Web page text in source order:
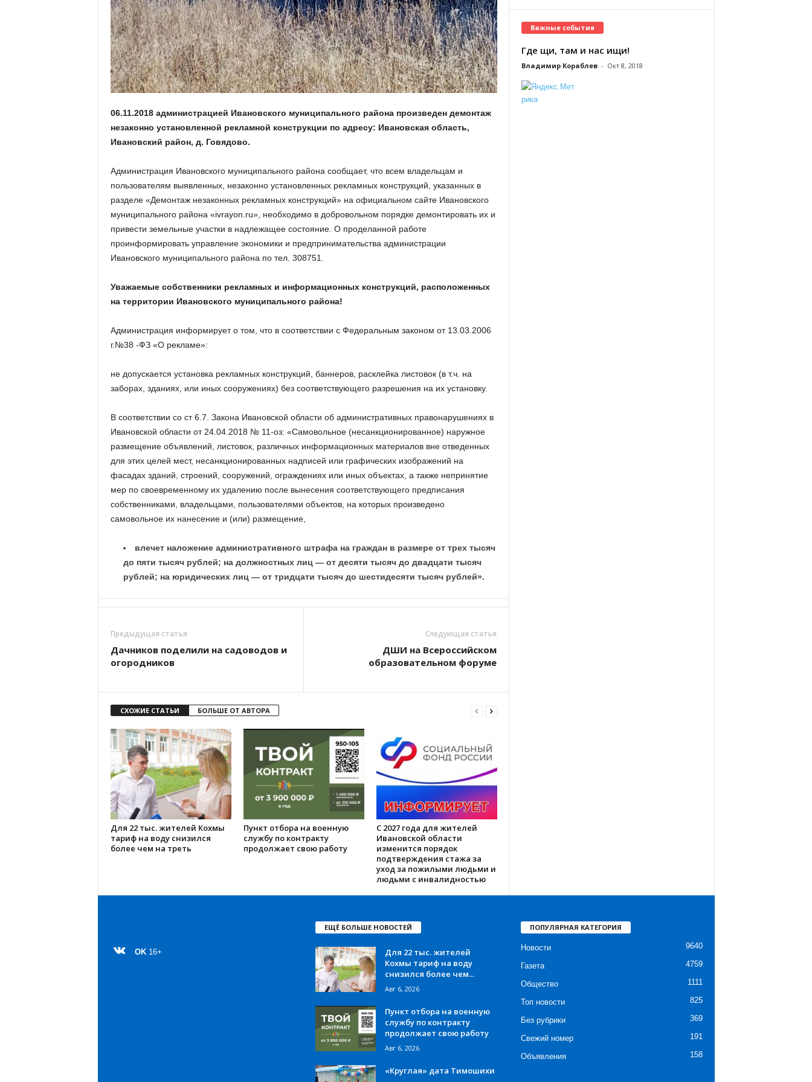
06.11.2018 администрацией Ивановского муниципального района произведен демонтаж
незаконно установленной рекламной конструкции по адресу: Ивановская область,
Ивановский район, д. Говядово.
Администрация Ивановского муниципального района сообщает, что всем владельцам и
пользователям выявленных, незаконно установленных рекламных конструкций, указанных в
разделе «Демонтаж незаконных рекламных конструкций» на официальном сайте Ивановского
муниципального района «ivrayon.ru», необходимо в добровольном порядке демонтировать их и
привести земельные участки в надлежащее состояние. О проделанной работе
проинформировать управление экономики и предпринимательства администрации
Ивановского муниципального района по тел. 308751.
Уважаемые собственники рекламных и информационных конструкций, расположенных
на территории Ивановского муниципального района!
Администрация информирует о том, что в соответствии с Федеральным законом от 13.03.2006
г.№38 -ФЗ «О рекламе»:
не допускается установка рекламных конструкций, баннеров, расклейка листовок (в т.ч. на
заборах, зданиях, или иных сооружениях) без соответствующего разрешения на их установку.
В соответствии со ст 6.7. Закона Ивановской области об административных правонарушениях в
Ивановской области от 24.04.2018 № 11-оз: «Самовольное (несанкционированное) наружное
размещение объявлений, листовок, различных информационных материалов вне отведенных
для этих целей мест, несанкционированных надписей или графических изображений на
фасадах зданий, строений, сооружений, ограждениях или иных объектах, а также непринятие
мер по своевременному их удалению после вынесения соответствующего предписания
собственниками, владельцами, пользователями объектов, на которых произведено
самовольное их нанесение и (или) размещение,
влечет наложение административного штрафа на граждан в размере от трех тысяч
до пяти тысяч рублей; на должностных лиц — от десяти тысяч до двадцати тысяч
рублей; на юридических лиц — от тридцати тысяч до шестидесяти тысяч рублей».
Предыдущая статья
Дачников поделили на садоводов и
огородников
Следующая статья
ДШИ на Всероссийском
образовательном форуме
СХОЖИЕ СТАТЬИ БОЛЬШЕ ОТ АВТОРА
Для 22 тыс. жителей Кохмы
тариф на воду снизился
более чем на треть
Пункт отбора на военную
службу по контракту
продолжает свою работу
С 2027 года для жителей
Ивановской области
изменится порядок
подтверждения стажа за
уход за пожилыми людьми и
людьми с инвалидностью
Важные события
Где щи, там и нас ищи!
Владимир Кораблев - Окт 8, 2018
OK 16+
ЕЩЁ БОЛЬШЕ НОВОСТЕЙ
Для 22 тыс. жителей
Кохмы тариф на воду
снизился более чем...
Авг 6, 2026
Пункт отбора на военную
службу по контракту
продолжает свою работу
Авг 6, 2026
«Круглая» дата Тимошихи
ПОПУЛЯРНАЯ КАТЕГОРИЯ
Новости 9640
Газета 4759
Общество 1111
Топ новости 825
Без рубрики 369
Свежий номер 191
Объявления 158